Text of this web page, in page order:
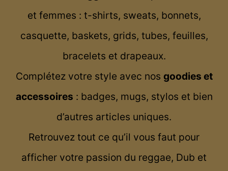
et femmes : t-shirts, sweats, bonnets,
casquette, baskets, grids, tubes, feuilles,
bracelets et drapeaux.
Complétez votre style avec nos goodies et
accessoires : badges, mugs, stylos et bien
d’autres articles uniques.
Retrouvez tout ce qu’il vous faut pour
afficher votre passion du reggae, Dub et